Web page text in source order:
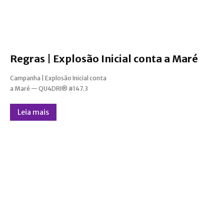
Regras | Explosão Inicial conta a Maré
Campanha | Explosão Inicial conta
a Maré — QU4DRI® #147.3
Leia mais